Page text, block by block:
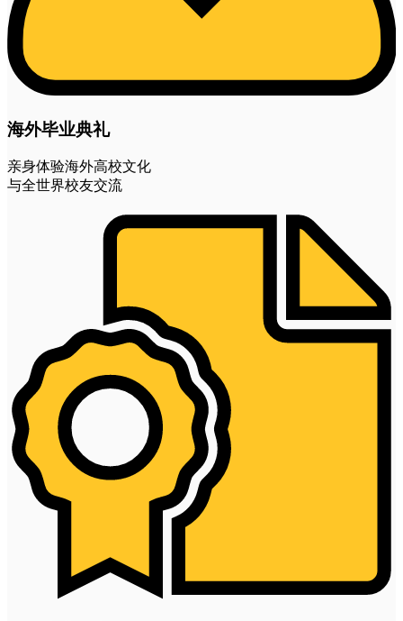
海外毕业典礼
亲身体验海外高校文化
与全世界校友交流